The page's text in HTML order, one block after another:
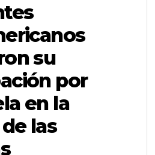
su
por
en la
las